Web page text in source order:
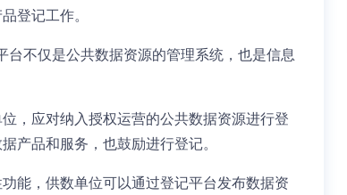
登记工作。
不仅是公共数据资源的管理系统，也是信息
，应对纳入授权运营的公共数据资源进行登
产品和服务，也鼓励进行登记。
能，供数单位可以通过登记平台发布数据资